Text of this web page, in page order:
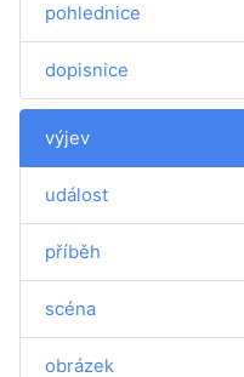
pohlednice
dopisnice
výjev
událost
příběh
scéna
obrázek